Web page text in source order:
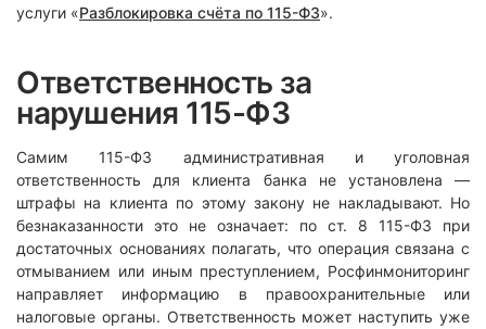
услуги «Разблокировка счёта по 115-ФЗ».
Ответственность за
нарушения 115-ФЗ
Самим 115-ФЗ административная и уголовная
ответственность для клиента банка не установлена —
штрафы на клиента по этому закону не накладывают. Но
безнаказанности это не означает: по ст. 8 115-ФЗ при
достаточных основаниях полагать, что операция связана с
отмыванием или иным преступлением, Росфинмониторинг
направляет информацию в правоохранительные или
налоговые органы. Ответственность может наступить уже